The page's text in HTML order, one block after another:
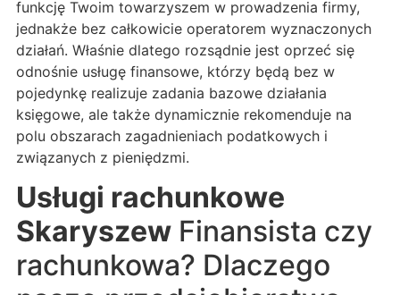
funkcję Twoim towarzyszem w prowadzenia firmy,
jednakże bez całkowicie operatorem wyznaczonych
działań. Właśnie dlatego rozsądnie jest oprzeć się
odnośnie usługę finansowe, którzy będą bez w
pojedynkę realizuje zadania bazowe działania
księgowe, ale także dynamicznie rekomenduje na
polu obszarach zagadnieniach podatkowych i
związanych z pieniędzmi.
Usługi rachunkowe
Skaryszew Finansista czy
rachunkowa? Dlaczego